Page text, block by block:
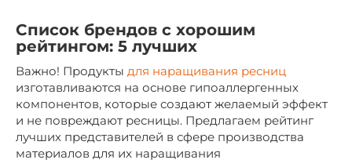
Список брендов с хорошим
рейтингом: 5 лучших
Важно! Продукты для наращивания ресниц
изготавливаются на основе гипоаллергенных
компонентов, которые создают желаемый эффект
и не повреждают ресницы. Предлагаем рейтинг
лучших представителей в сфере производства
материалов для их наращивания